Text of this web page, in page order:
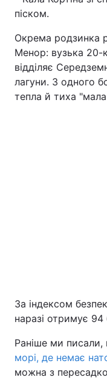
піском.
Окрема родзинка
Менор: вузька 20-
відділяє
лагуни. З одного
тепла й тиха
За індексом
наразі отримує 94
Раніше ми писали,
морі, де немає
можна з